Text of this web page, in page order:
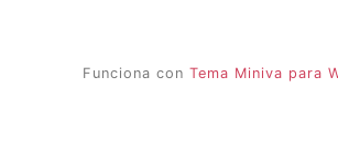
Funciona con Tema Miniva para